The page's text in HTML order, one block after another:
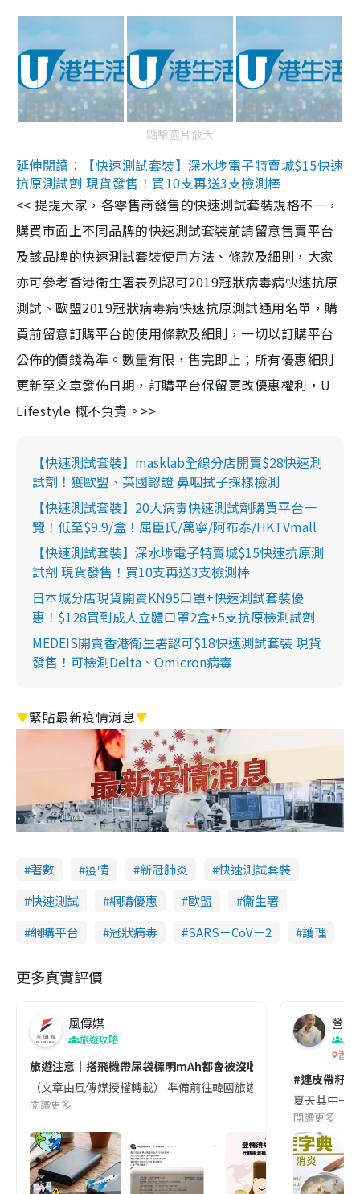
點擊圖片放大
延伸閱讀：【快速測試套裝】深水埗電子特賣城$15快速
抗原測試劑 現貨發售！買10支再送3支檢測棒
<< 提提大家，各零售商發售的快速測試套裝規格不一，
購買市面上不同品牌的快速測試套裝前請留意售賣平台
及該品牌的快速測試套裝使用方法、條款及細則，大家
亦可參考香港衞生署表列認可2019冠狀病毒病快速抗原
測試、歐盟2019冠狀病毒病快速抗原測試通用名單，購
買前留意訂購平台的使用條款及細則，一切以訂購平台
公佈的價錢為準。數量有限，售完即止；所有優惠細則
更新至文章發佈日期，訂購平台保留更改優惠權利，U
Lifestyle 概不負責。>>
【快速測試套裝】masklab全線分店開賣$28快速測
試劑！獲歐盟、英國認證 鼻咽拭子採樣檢測
【快速測試套裝】20大病毒快速測試劑購買平台一
覽！低至$9.9/盒！屈臣氏/萬寧/阿布泰/HKTVmall
【快速測試套裝】深水埗電子特賣城$15快速抗原測
試劑 現貨發售！買10支再送3支檢測棒
日本城分店現貨開賣KN95口罩+快速測試套裝優
惠！$128買到成人立體口罩2盒+5支抗原檢測試劑
MEDEIS開賣香港衛生署認可$18快速測試套裝 現貨
發售！可檢測Delta、Omicron病毒
▼緊貼最新疫情消息▼
著數 疫情 新冠肺炎
快速測試套裝
快速測試
網購優惠 歐盟
衞生署
網購平台
冠狀病毒 SARS－CoV－2 護理
更多真實評價
風傳媒
旅遊攻略
旅遊注意｜搭飛機帶尿袋標明mAh都會被沒收😱出發前切記檢查
（文章由風傳媒授權轉載） 準備前往韓國旅遊的民眾，近期要
閱讀更多
營養
香港
#連皮帶籽
夏天其中一
閱讀更多